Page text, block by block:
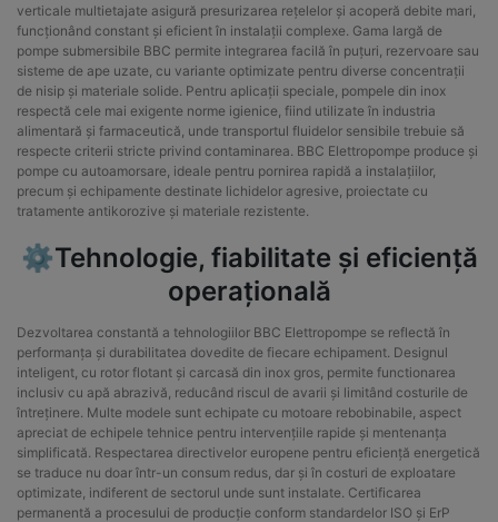
verticale multietajate asigură presurizarea rețelelor și acoperă debite mari,
funcționând constant și eficient în instalații complexe. Gama largă de
pompe submersibile BBC permite integrarea facilă în puțuri, rezervoare sau
sisteme de ape uzate, cu variante optimizate pentru diverse concentrații
de nisip și materiale solide. Pentru aplicații speciale, pompele din inox
respectă cele mai exigente norme igienice, fiind utilizate în industria
alimentară și farmaceutică, unde transportul fluidelor sensibile trebuie să
respecte criterii stricte privind contaminarea. BBC Elettropompe produce și
pompe cu autoamorsare, ideale pentru pornirea rapidă a instalațiilor,
precum și echipamente destinate lichidelor agresive, proiectate cu
tratamente antikorozive și materiale rezistente.
⚙️Tehnologie, fiabilitate și eficiență
operațională
Dezvoltarea constantă a tehnologiilor BBC Elettropompe se reflectă în
performanța și durabilitatea dovedite de fiecare echipament. Designul
inteligent, cu rotor flotant și carcasă din inox gros, permite functionarea
inclusiv cu apă abrazivă, reducând riscul de avarii și limitând costurile de
întreținere. Multe modele sunt echipate cu motoare rebobinabile, aspect
apreciat de echipele tehnice pentru intervențiile rapide și mentenanța
simplificată. Respectarea directivelor europene pentru eficiență energetică
se traduce nu doar într-un consum redus, dar și în costuri de exploatare
optimizate, indiferent de sectorul unde sunt instalate. Certificarea
permanentă a procesului de producție conform standardelor ISO și ErP